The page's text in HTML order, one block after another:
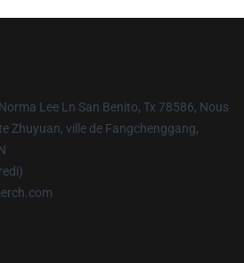
Lee Ln San Benito, Tx 78586, Nous
Zhuyuan, ville de Fangchenggang,